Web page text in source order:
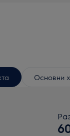
Основни